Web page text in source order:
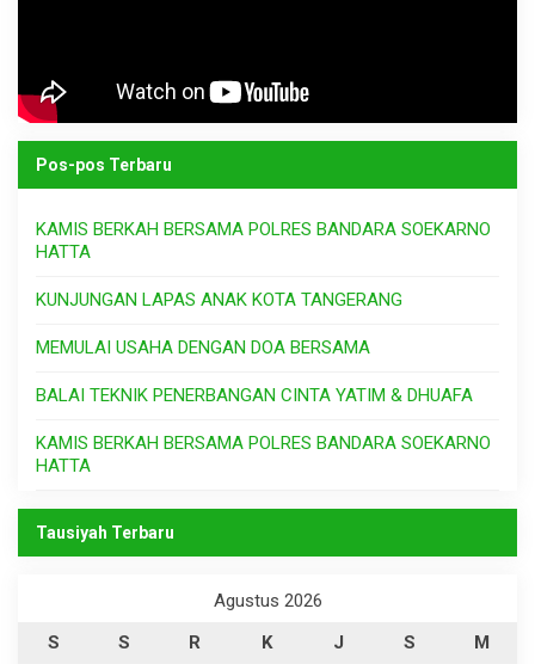
Pos-pos Terbaru
KAMIS BERKAH BERSAMA POLRES BANDARA SOEKARNO
HATTA
KUNJUNGAN LAPAS ANAK KOTA TANGERANG
MEMULAI USAHA DENGAN DOA BERSAMA
BALAI TEKNIK PENERBANGAN CINTA YATIM & DHUAFA
KAMIS BERKAH BERSAMA POLRES BANDARA SOEKARNO
HATTA
Tausiyah Terbaru
Agustus 2026
S
S R K J S
M